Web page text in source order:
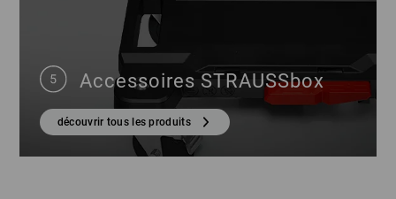
Accessoires STRAUSSbox
découvrir tous les produits